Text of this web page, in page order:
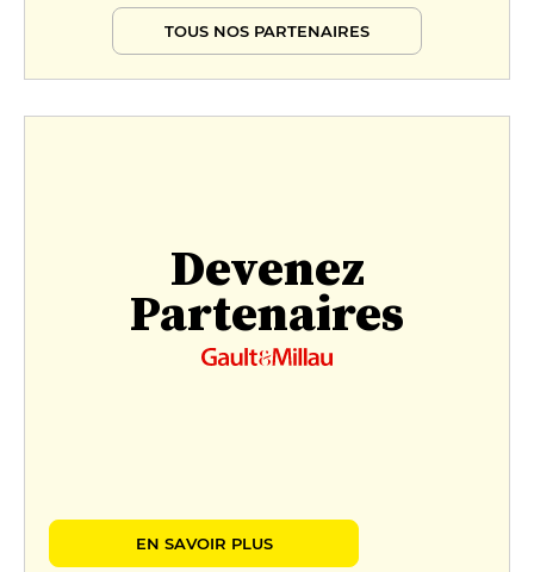
TOUS NOS PARTENAIRES
Devenez
Partenaires
EN SAVOIR PLUS